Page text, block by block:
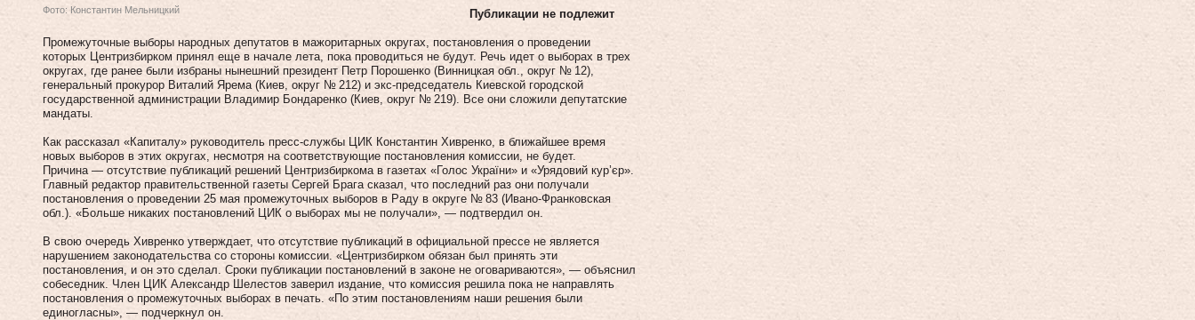
Фото: Константин Мельницкий Публикации не подлежит
Промежуточные выборы народных депутатов в мажоритарных округах, постановления о проведении
которых Центризбирком принял еще в начале лета, пока проводиться не будут. Речь идет о выборах в трех
округах, где ранее были избраны нынешний президент Петр Порошенко (Винницкая обл., округ № 12),
генеральный прокурор Виталий Ярема (Киев, округ № 212) и экс-председатель Киевской городской
государственной администрации Владимир Бондаренко (Киев, округ № 219). Все они сложили депутатские
мандаты.
Как рассказал «Капиталу» руководитель пресс-службы ЦИК Константин Хивренко, в ближайшее время
новых выборов в этих округах, несмотря на соответствующие постановления комиссии, не будет.
Причина — отсутствие публикаций решений Центризбиркома в газетах «Голос України» и «Урядовий кур’єр».
Главный редактор правительственной газеты Сергей Брага сказал, что последний раз они получали
постановления о проведении 25 мая промежуточных выборов в Раду в округе № 83 (Ивано-Франковская
обл.). «Больше никаких постановлений ЦИК о выборах мы не получали», — подтвердил он.
В свою очередь Хивренко утверждает, что отсутствие публикаций в официальной прессе не является
нарушением законодательства со стороны комиссии. «Центризбирком обязан был принять эти
постановления, и он это сделал. Сроки публикации постановлений в законе не оговариваются», — объяснил
собеседник. Член ЦИК Александр Шелестов заверил издание, что комиссия решила пока не направлять
постановления о промежуточных выборах в печать. «По этим постановлениям наши решения были
единогласны», — подчеркнул он.